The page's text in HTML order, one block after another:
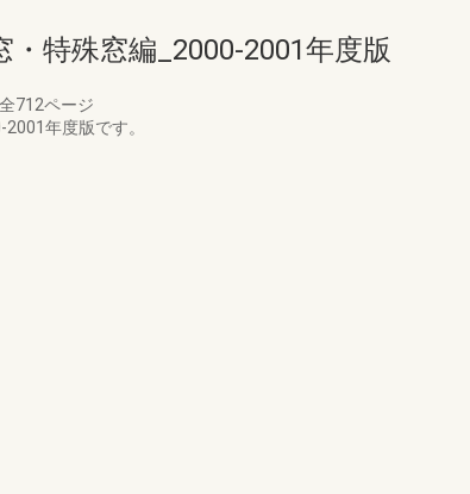
特殊窓編_2000-2001年度版
全712ページ
年度版です。